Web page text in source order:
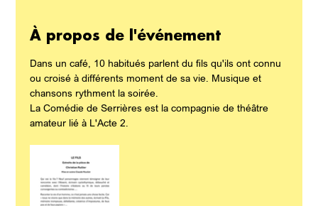
À propos de l'événement
Dans un café, 10 habitués parlent du fils qu'ils ont connu
ou croisé à différents moment de sa vie. Musique et
chansons rythment la soirée.
La Comédie de Serrières est la compagnie de théâtre
amateur lié à L'Acte 2.